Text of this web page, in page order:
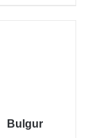
Bulgur